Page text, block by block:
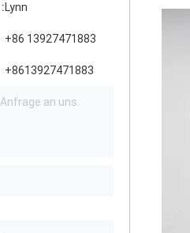
Lynn
+86 13927471883
+8613927471883